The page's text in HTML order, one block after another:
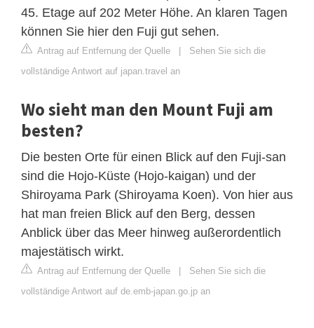
45. Etage auf 202 Meter Höhe. An klaren Tagen
können Sie hier den Fuji gut sehen.
Antrag auf Entfernung der Quelle
Sehen Sie sich die
vollständige Antwort auf japan.travel an
Wo sieht man den Mount Fuji am
besten?
Die besten Orte für einen Blick auf den Fuji-san
sind die Hojo-Küste (Hojo-kaigan) und der
Shiroyama Park (Shiroyama Koen). Von hier aus
hat man freien Blick auf den Berg, dessen
Anblick über das Meer hinweg außerordentlich
majestätisch wirkt.
Antrag auf Entfernung der Quelle
Sehen Sie sich die
vollständige Antwort auf de.emb-japan.go.jp an